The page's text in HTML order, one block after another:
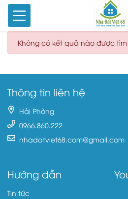
Không có kết quả nào được
Thông tin liên hệ
Hải Phòng
0966.860.222
nhadatviet68.com@gmail.com
Hướng dẫn
Tin tức